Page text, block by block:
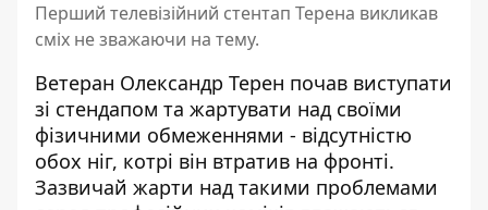
Перший телевізійний стентап Терена викликав
сміх не зважаючи на тему.
Ветеран Олександр Терен почав виступати
зі стендапом та жартувати над своїми
фізичними обмеженнями - відсутністю
обох ніг, котрі він втратив на фронті.
Зазвичай жарти над такими проблемами